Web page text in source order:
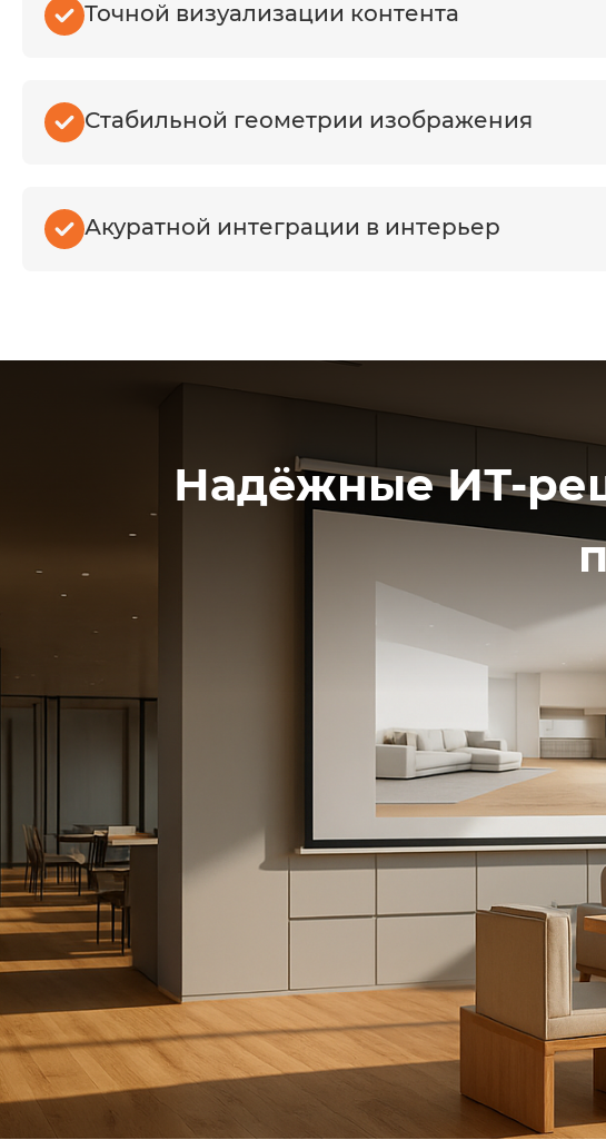
Точной визуализации контента
Стабильной геометрии изображения
Акуратной интеграции в интерьер
Надёжные ИТ-